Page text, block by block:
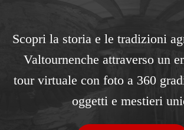
Scopri la storia e le tradizioni
Valtournenche attraverso un
tour virtuale con foto a 360
oggetti e mestieri